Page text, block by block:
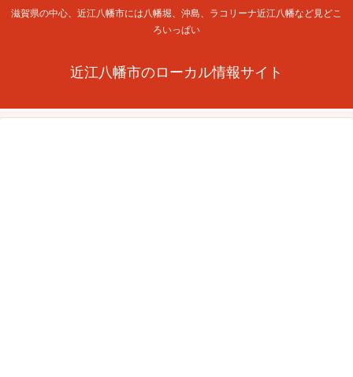
滋賀県の中心、近江八幡市には八幡堀、沖島、ラコリーナ近江八幡など見どこ
ろいっぱい
近江八幡市のローカル情報サイト